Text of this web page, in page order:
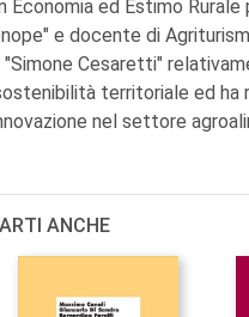
Economia ed Estimo
e docente di
Cesaretti"
territoriale ed
nel settore
ANCHE